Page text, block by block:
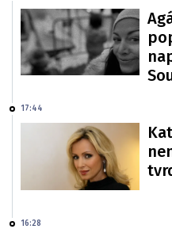
17:44
16:28